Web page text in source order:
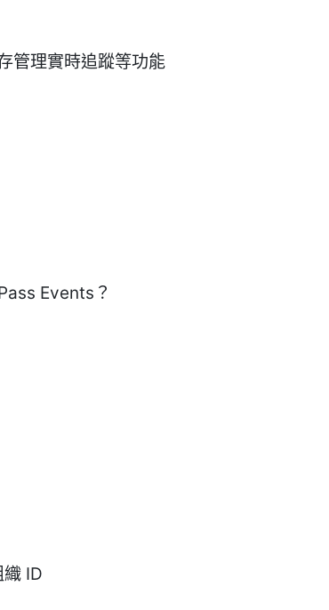
管理實時追蹤等功能
Events？
ID